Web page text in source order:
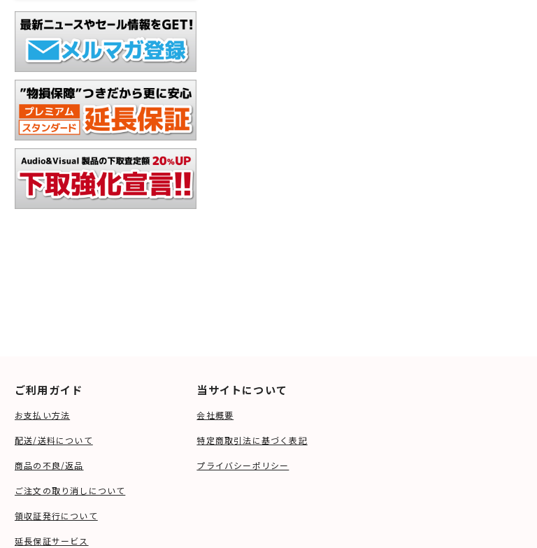
ご利用ガイド
お支払い方法
配送/送料について
商品の不良/返品
ご注文の取り消しについて
領収証発行について
延長保証サービス
当サイトについて
会社概要
特定商取引法に基づく表記
プライバシーポリシー